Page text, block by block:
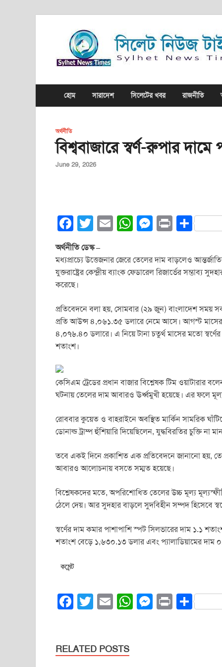
হোম সারাদেশ সিলেটের খবর রাজনীতি
অর্থনীতি
বিশ্ববাজারে স্বর্ণ-রুপার
June 29, 2026
F
a
c
e
b
o
o
k
T
wi
tt
er
E
ail
W
at
s
p
p
M
ss
e
g
er
Pr
t
S
ar
e
অর্থনীতি ডেস্ক –
মধ্যপ্রাচ্যে উত্তেজনার জেরে তেলের দাম বাড়লেও
যুক্তরাষ্ট্রের কেন্দ্রীয় ব্যাংক ফেডারেল রিজার্ভের সম্ভাব্য
করেছে।
প্রতিবেদনে বলা হয়, সোমবার (২৯ জুন) বাংলাদেশ সময়
প্রতি আউন্স ৪,০৬১.৩৫ ডলারে নেমে আসে। আগস্ট মাসের
৪,০৭৬.৪০ ডলারে। এ নিয়ে টানা চতুর্থ মাসের মতো
শতাংশ।
কেসিএম ট্রেডের প্রধান বাজার বিশ্লেষক টিম ওয়াটারার
ঘটনায় তেলের দাম আবারও ঊর্ধ্বমুখী হয়েছে। এর ফলে
রোববার কুয়েত ও বাহরাইনে অবস্থিত মার্কিন সামরিক
ডোনাল্ড ট্রাম্প হুঁশিয়ারি দিয়েছিলেন, যুদ্ধবিরতির চুক্তি না
তবে একই দিনে প্রকাশিত এক প্রতিবেদনে জানানো হয়,
আবারও আলোচনায় বসতে সম্মত হয়েছে।
বিশ্লেষকদের মতে, অপরিশোধিত তেলের উচ্চ মূল্য
ঠেলে দেয়। আর সুদহার বাড়লে সুদবিহীন সম্পদ হিসেবে
স্বর্ণের দাম কমার পাশাপাশি স্পট সিলভারের দাম ১.১
শতাংশ বেড়ে ১,৬৩০.১৩ ডলার এবং প্যালাডিয়ামের
কমেন্ট
F
e
T
er
E
W M Pr S
RELATED POSTS